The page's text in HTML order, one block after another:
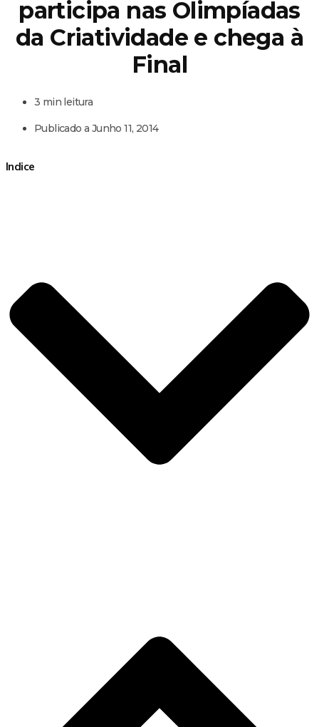
participa nas Olimpíadas
da Criatividade e chega à
Final
3 min leitura
Publicado a Junho 11, 2014
Indice